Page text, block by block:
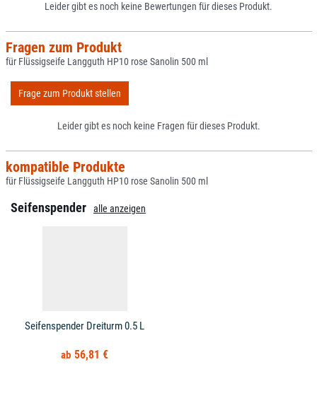
Leider gibt es noch keine Bewertungen für dieses Produkt.
Fragen zum Produkt
für Flüssigseife Langguth HP10 rose Sanolin 500 ml
Frage zum Produkt stellen
Leider gibt es noch keine Fragen für dieses Produkt.
kompatible Produkte
für Flüssigseife Langguth HP10 rose Sanolin 500 ml
Seifenspender alle anzeigen
Seifenspender Dreiturm 0.5 L
56,81 €